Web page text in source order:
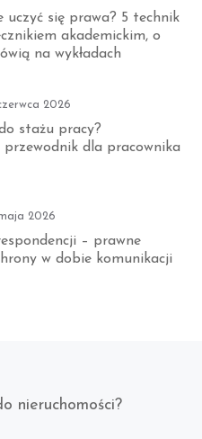
uczyć się prawa? 5 technik
akademickim, o
na wykładach
2026
stażu pracy?
przewodnik dla pracownika
2026
– prawne
w dobie komunikacji
nieruchomości?